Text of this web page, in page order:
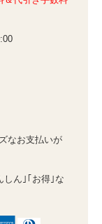
なお支払いが
しん｣｢お得｣な